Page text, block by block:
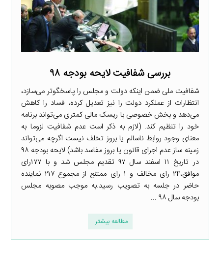
بررسی شفافیت لایحه بودجه ۹۸
شفافیت ملی ضمن اینکه دولت و مجلس را پاسخگوتر می‌سازد،
انتظارات از عملکرد دولت را نیز تعدیل کرده، فساد را کاهش
می‌دهد و بخش خصوصی با ریسک مالی کمتری می‌تواند برنامه
خود را تنظیم کند. (لازم به ذکر است عدم شفافیت لزوما به
معنای وجود روابط ناسالم یا بروز تخلف نیست اگرچه می‌تواند
زمینه ساز عدم اجرای قانون یا بروز مفاسد باشد) لایحه بودجه ۹۸
در تاریخ ۱۱ اسفند سال ۹۷ تقدیم مجلس شد و با ۱۷۷رای
موافق،۲۴ رای مخالف و ۱ رای ممتنع از مجموع ۲۱۷ نماینده
حاضر در جلسه به تصویب رسید.به موجب مصوبه مجلس
بودجه سال ۹۸ ...
مطالعه بیشتر